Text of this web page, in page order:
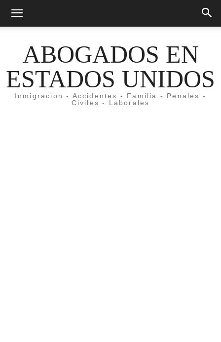
ABOGADOS EN
ESTADOS UNIDOS
Inmigracion - Accidentes - Familia - Penales -
Civiles - Laborales